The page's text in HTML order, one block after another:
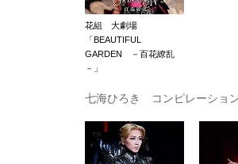
花組 大劇場
「BEAUTIFUL
GARDEN －百花繚乱
－」
七海ひろき コンピレーショ